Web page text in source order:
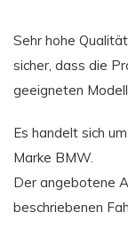
Sehr hohe
sicher, dass die
geeigneten
Es handelt sich
Marke BMW.
Der angebotene
beschriebenen